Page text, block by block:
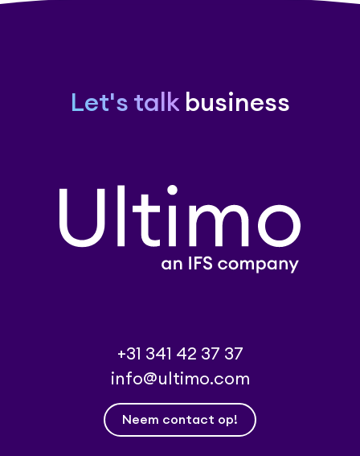
Let's talk business
+31 341 42 37 37
info@ultimo.com
Neem contact op!